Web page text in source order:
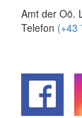
Amt der Oö.
Telefon (+43